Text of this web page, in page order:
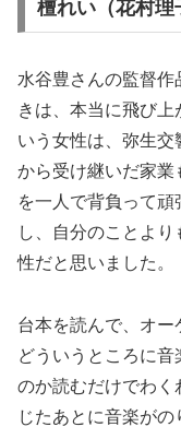
檀れい（花村理
水谷豊さんの監督作
きは、本当に飛び
いう女性は、弥生
から受け継いだ家業
を一人で背負って
し、自分のことよ
性だと思いました。
台本を読んで、オ
どういうところに音
のか読むだけでわく
じたあとに音楽が